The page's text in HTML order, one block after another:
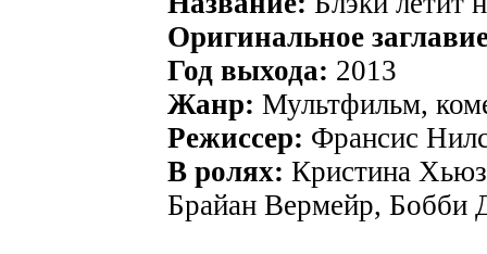
Оригинальное
Год выхода: 2013
Жанр: Мультфильм,
Режиссер: Франсис
В ролях: Кристина
Брайан Вермейр, Бобби